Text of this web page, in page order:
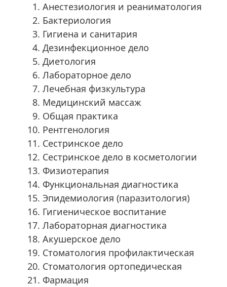
Анестезиология и реаниматология
Бактериология
Гигиена и санитария
Дезинфекционное дело
Диетология
Лабораторное дело
Лечебная физкультура
Медицинский массаж
Общая практика
Рентгенология
Сестринское дело
Сестринское дело в косметологии
Физиотерапия
Функциональная диагностика
Эпидемиология (паразитология)
Гигиеническое воспитание
Лабораторная диагностика
Акушерское дело
Стоматология профилактическая
Стоматология ортопедическая
Фармация